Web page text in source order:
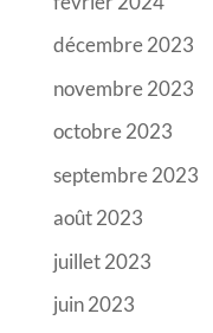
décembre 2023
novembre 2023
octobre 2023
septembre 2023
août 2023
juillet 2023
juin 2023